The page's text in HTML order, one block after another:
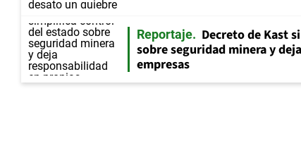
Reportaje
Decreto de Kast
sobre seguridad minera y
empresas